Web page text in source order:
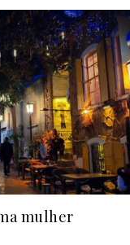
mulher